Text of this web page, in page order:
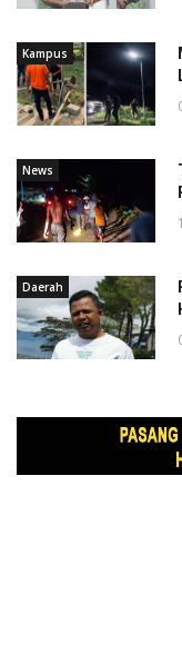
Kampus
News
Daerah